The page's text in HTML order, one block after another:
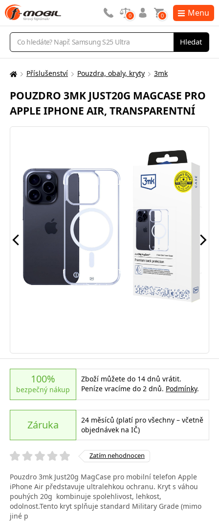
Vyhledávání
Hledat
0 0 Menu
Zde
nacházíte:
Příslušenství Pouzdra, obaly, kryty 3mk
POUZDRO 3MK JUST20G MAGCASE PRO
APPLE IPHONE AIR, TRANSPARENTNÍ
100%
bezpečný nákup
Zboží můžete do 14 dnů vrátit.
Peníze vracíme do 2 dnů. Podmínky.
Záruka
24 měsíců (platí pro všechny – včetně
objednávek na IČ)
Zatím nehodnocen
Pouzdro 3mk Just20g MagCase pro mobilní telefon Apple
iPhone Air představuje ultralehkou ochranu. Kryt s váhou
pouhých 20g kombinuje spolehlivost, lehkost,
odolnost.Tento kryt splňuje standard Military Grade (mimo
jiné p